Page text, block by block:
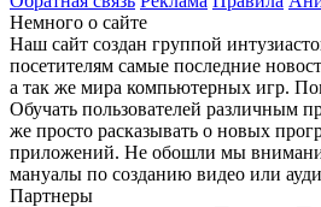
Немного о сайте
Наш сайт создан группой
посетителям самые последние
а так же мира компьютерных игр.
Обучать пользователей различным
же просто расказывать о новых
приложений. Не обошли мы
мануалы по созданию видео или
Партнеры